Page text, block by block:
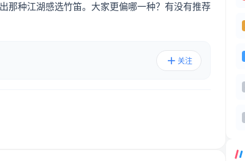
那种江湖感选竹笛。大家更偏哪一种？有没有推荐
关注